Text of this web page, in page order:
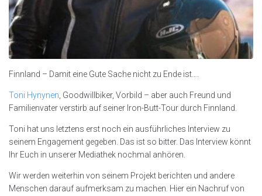
Finnland – Damit eine Gute Sache nicht zu Ende ist….
Toni Hynynen , Goodwillbiker, Vorbild – aber auch Freund und
Familienvater verstirb auf seiner Iron-Butt-Tour durch Finnland.
Toni hat uns letztens erst noch ein ausführliches Interview zu
seinem Engagement gegeben. Das ist so bitter. Das Interview könnt
Ihr Euch in unserer Mediathek nochmal anhören.
Wir werden weiterhin von seinem Projekt berichten und andere
Menschen darauf aufmerksam zu machen. Hier ein Nachruf von